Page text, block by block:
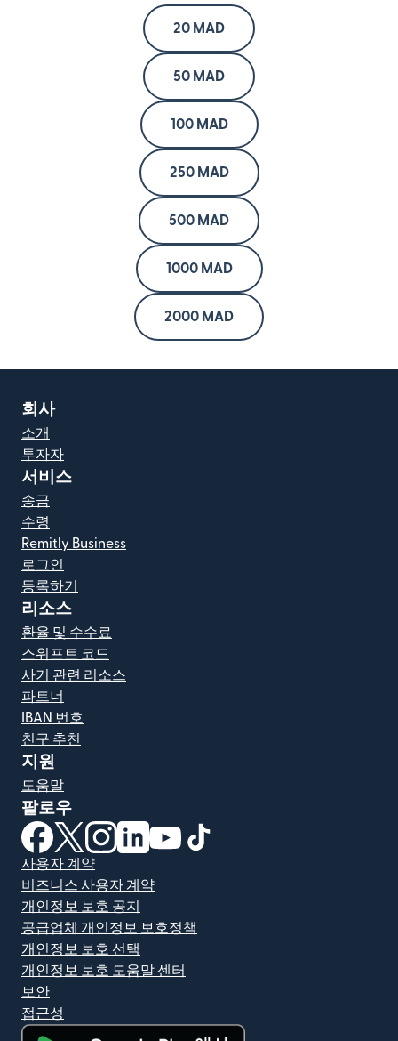
20 MAD
50 MAD
100 MAD
250 MAD
500 MAD
1000 MAD
2000 MAD
회사
소개
투자자
서비스
송금
수령
Remitly Business
로그인
등록하기
리소스
환율 및 수수료
스위프트 코드
사기 관련 리소스
파트너
IBAN 번호
친구 추천
지원
도움말
팔로우
(새 창에서 열림)
(새 창에서 열림)
(새 창에서 열림)
(새 창에서 열림)
(새 창에서 열림)
사용자 계약
비즈니스 사용자 계약
개인정보 보호 공지
공급업체 개인정보 보호정책
개인정보 보호 선택
개인정보 보호 도움말 센터
보안
접근성